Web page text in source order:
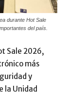
durante Hot Sale
del país.
Sale 2026,
más
y
la Unidad